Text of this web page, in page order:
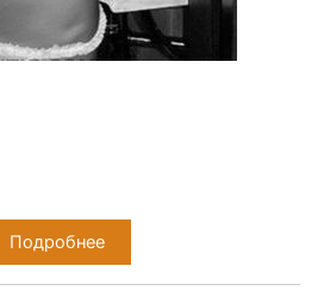
Подробнее